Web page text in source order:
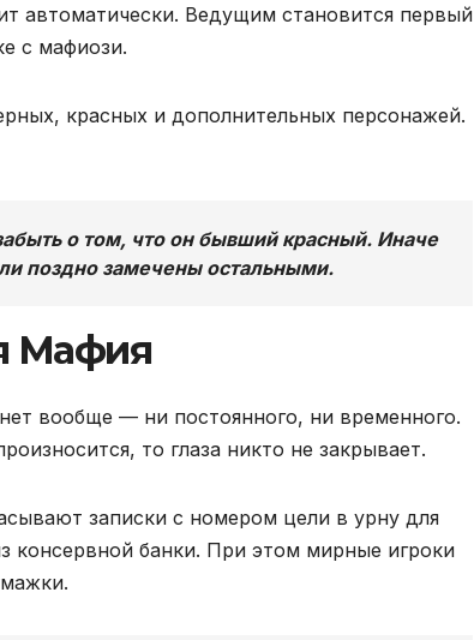
автоматически. Ведущим становится первый
с мафиози.
красных и дополнительных персонажей.
о том, что он бывший красный. Иначе
поздно замечены остальными.
Мафия
вообще — ни постоянного, ни временного.
то глаза никто не закрывает.
записки с номером цели в урну для
консервной банки. При этом мирные игроки